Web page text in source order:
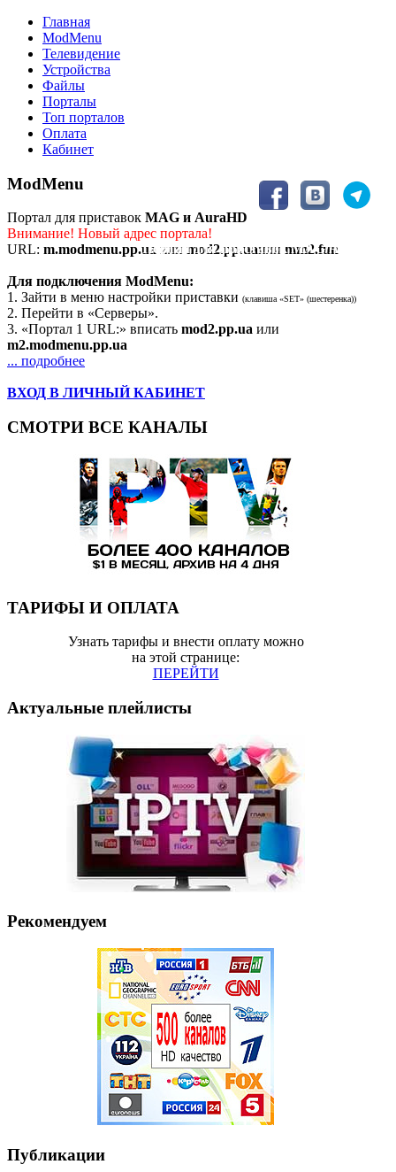
Главная
ModMenu
Телевидение
Устройства
Файлы
Порталы
Топ порталов
Оплата
Кабинет
Портал для приставок MAG/AuraHD
ModMenu
Портал для приставок MAG и AuraHD
Внимание! Новый адрес портала!
URL: m.modmenu.pp.ua или mod2.pp.uaили mm2.fun
Для подключения ModMenu:
1. Зайти в меню настройки приставки (клавиша «SET» (шестеренка))
2. Перейти в «Серверы».
3. «Портал 1 URL:» вписать mod2.pp.ua или
m2.modmenu.pp.ua
... подробнее
ВХОД В ЛИЧНЫЙ КАБИНЕТ
СМОТРИ ВСЕ КАНАЛЫ
ТАРИФЫ И ОПЛАТА
Узнать тарифы и внести оплату можно
на этой странице:
ПЕРЕЙТИ
Актуальные плейлисты
Рекомендуем
Публикации